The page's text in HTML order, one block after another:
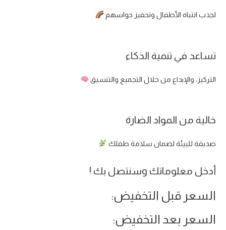
لجذب انتباه الأطفال وتحفيز حواسهم
تساعد في تنمية الذكاء
التركيز، والإبداع من خلال التجميع والتنسيق
خالية من المواد الضارة
صديقة للبيئة لضمان سلامة طفلك
أدخل معلوماتك وسنتصل بك !
السعر قبل التخفيض:
السعر بعد التخفيض: